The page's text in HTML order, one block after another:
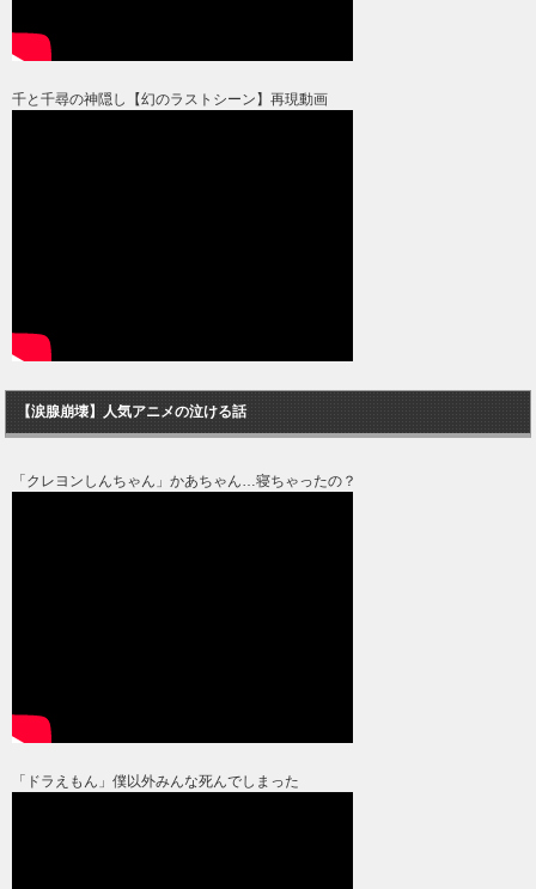
千と千尋の神隠し【幻のラストシーン】再現動画
【涙腺崩壊】人気アニメの泣ける話
「クレヨンしんちゃん」かあちゃん…寝ちゃったの？
「ドラえもん」僕以外みんな死んでしまった